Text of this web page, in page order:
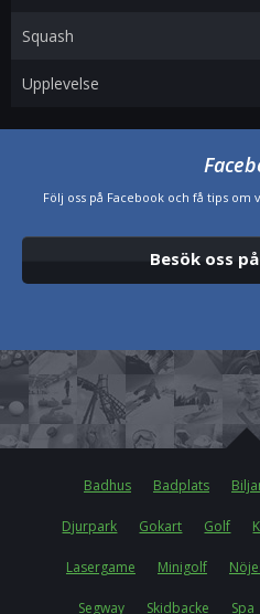
Squash
Upplevelse
Följ oss på Facebook och få tips
Besök oss
Badhus Badplats
Djurpark Gokart Golf
Lasergame Minigolf
Segway Skidbacke Spa